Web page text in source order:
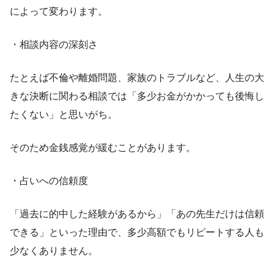
によって変わります。
・相談内容の深刻さ
たとえば不倫や離婚問題、家族のトラブルなど、人生の大
きな決断に関わる相談では「多少お金がかかっても後悔し
たくない」と思いがち。
そのため金銭感覚が緩むことがあります。
・占いへの信頼度
「過去に的中した経験があるから」「あの先生だけは信頼
できる」といった理由で、多少高額でもリピートする人も
少なくありません。